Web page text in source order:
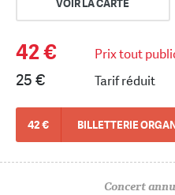
VOIR LA CARTE
42 € Prix tout
25 € Tarif réduit
42 € BILLETTERIE
Concert